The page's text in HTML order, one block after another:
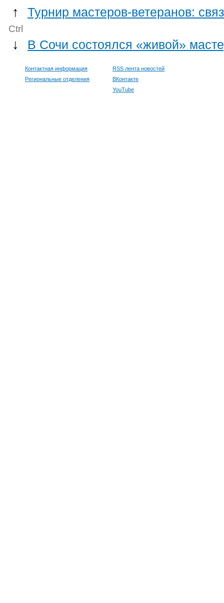
↑ Турнир мастеров-ветеранов:
Ctrl
↓ В Сочи состоялся «живой»
Контактная информация
Региональные отделения
RSS лента новостей
ВКонтакте
YouTube